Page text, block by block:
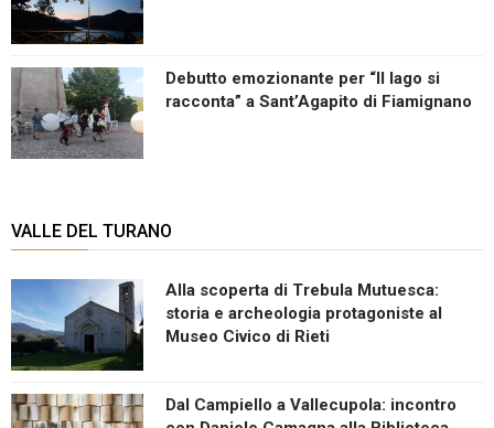
Debutto emozionante per “Il lago si
racconta” a Sant’Agapito di Fiamignano
VALLE DEL TURANO
Alla scoperta di Trebula Mutuesca:
storia e archeologia protagoniste al
Museo Civico di Rieti
Dal Campiello a Vallecupola: incontro